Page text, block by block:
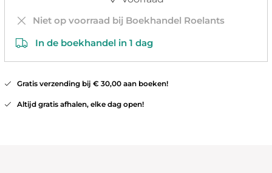
Niet op voorraad bij Boekhandel Roelants
In de boekhandel in 1 dag
Gratis verzending bij € 30,00 aan boeken!
Altijd gratis afhalen, elke dag open!